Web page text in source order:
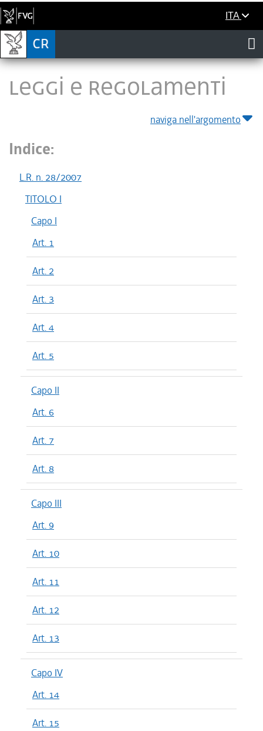
ITA
LEGGI E REGOLAMENTI
naviga nell'argomento
Indice:
L.R. n. 28/2007
TITOLO I
Capo I
Art. 1
Art. 2
Art. 3
Art. 4
Art. 5
Capo II
Art. 6
Art. 7
Art. 8
Capo III
Art. 9
Art. 10
Art. 11
Art. 12
Art. 13
Capo IV
Art. 14
Art. 15